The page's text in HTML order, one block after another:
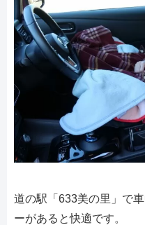
道の駅「633美の里」で
ーがあると快適です。